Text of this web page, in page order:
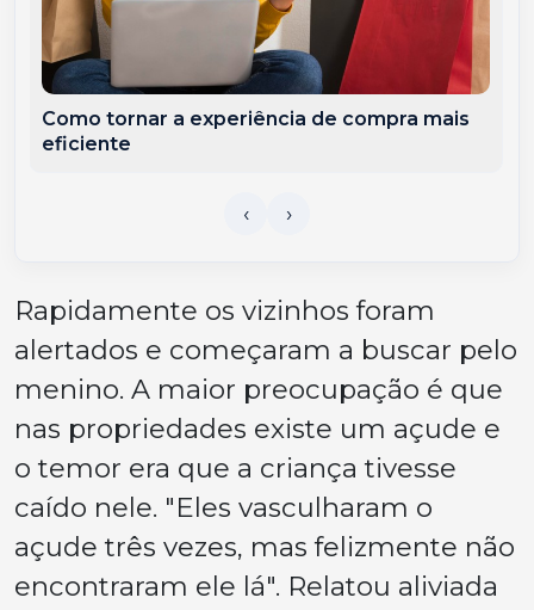
Como tornar a experiência de compra mais
eficiente
Rapidamente os vizinhos foram
alertados e começaram a buscar pelo
menino. A maior preocupação é que
nas propriedades existe um açude e
o temor era que a criança tivesse
caído nele. "Eles vasculharam o
açude três vezes, mas felizmente não
encontraram ele lá". Relatou aliviada